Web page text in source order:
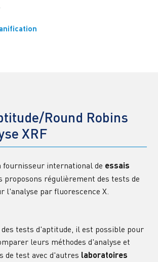
Round Robins
XRF
fournisseur international de essais
proposons régulièrement des tests de
l'analyse par fluorescence X.
tests d'aptitude, il est possible pour
leurs méthodes d'analyse et
de test avec d'autres laboratoires